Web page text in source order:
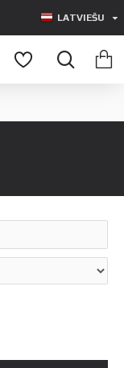
LATVIEŠU